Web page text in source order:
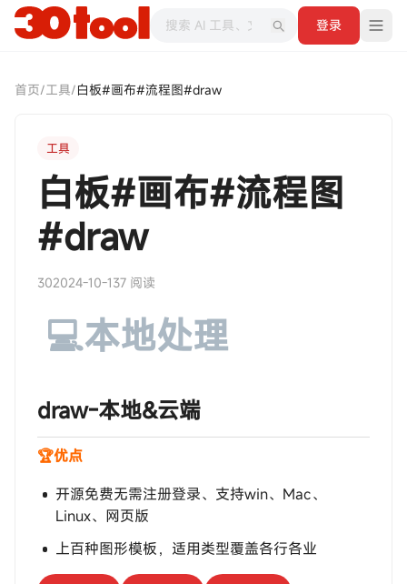
登录
首页/工具/白板#画布#流程图#draw
工具
白板#画布#流程图
#draw
302024-10-137 阅读
💻本地处理
‎‎‎‎‎‎‎ㅤdraw-本地&云端
🏆优点
开源免费无需注册登录、支持win、Mac、
Linux、网页版
上百种图形模板，适用类型覆盖各行各业